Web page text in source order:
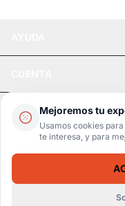
Mejoremos tu
Usamos cookies
te interesa, y para
CAMISETA ADIDAS LOCAL CHILE 2024 HOMBRE | IP8455
LEGAL
Pago
WebPay